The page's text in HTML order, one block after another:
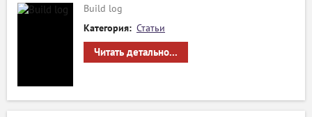
Build log
Категория: Статьи
Читать детально...